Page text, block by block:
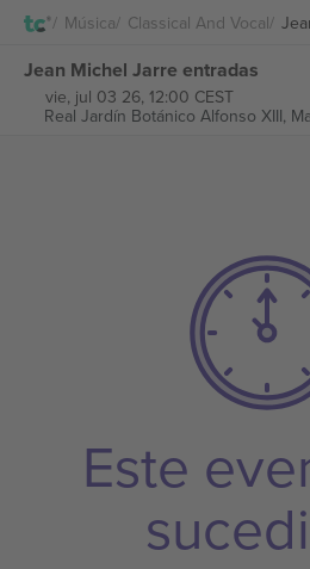
Música Classical And Vocal
Jean Michel Jarre entradas
vie, jul 03 26, 12:00 CEST
Real Jardín Botánico Alfonso XIII,
Este